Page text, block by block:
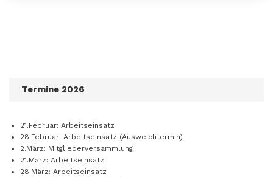
Termine 2026
21.Februar: Arbeitseinsatz
28.Februar: Arbeitseinsatz (Ausweichtermin)
2.März: Mitgliederversammlung
21.März: Arbeitseinsatz
28.März: Arbeitseinsatz